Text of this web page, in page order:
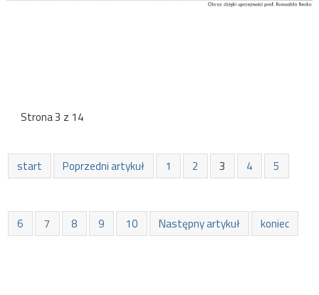
Strona 3 z 14
start Poprzedni artykuł 1 2 3 4 5
6 7 8 9 10 Następny artykuł koniec